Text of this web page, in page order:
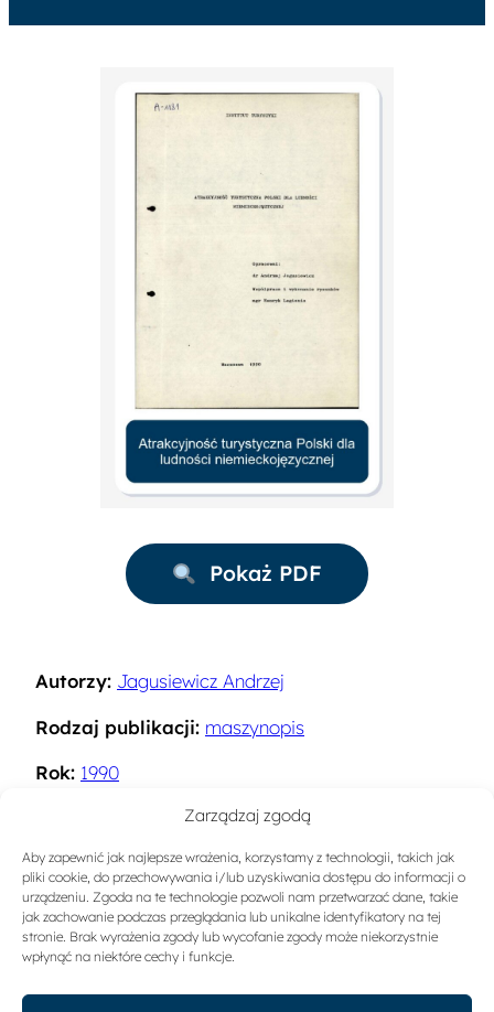
Zarządzaj zgodą
Aby zapewnić jak najlepsze wrażenia, korzystamy z technologii, takich jak
pliki cookie, do przechowywania i/lub uzyskiwania dostępu do informacji o
urządzeniu. Zgoda na te technologie pozwoli nam przetwarzać dane, takie
jak zachowanie podczas przeglądania lub unikalne identyfikatory na tej
stronie. Brak wyrażenia zgody lub wycofanie zgody może niekorzystnie
wpłynąć na niektóre cechy i funkcje.
Pokaż PDF
Autorzy: Jagusiewicz Andrzej
Rodzaj publikacji: maszynopis
Rok: 1990
Miejsce wydania: Warszawa
Słowa kluczowe: Ruch turystyczny,Atrakcje
turystyczne
Sygnatura:A-1181